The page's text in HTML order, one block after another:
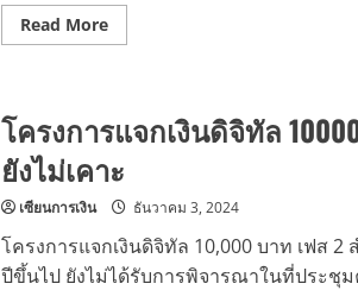
Read MoreRead
more
10,000
บาท
2
สำหรับ
ผู้
อายุ
โครงการแจกเงินดิจิทัล
ยังไม่เคาะ
เซียนการเงิน ธันวาคม 3, 2024
โครงการแจกเงินดิจิทัล 10,000 บาท เฟส 2
ปีขึ้นไป ยังไม่ได้รับการพิจารณาในที่ประชุ